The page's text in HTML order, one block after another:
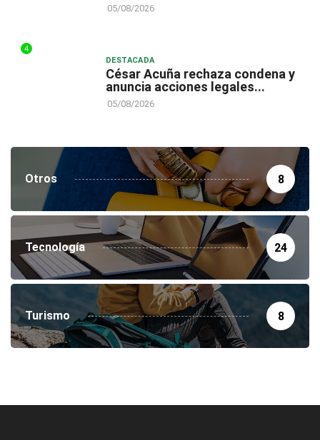
05/08/2026
4
DESTACADA
César Acuña rechaza condena y
anuncia acciones legales...
05/08/2026
Otros 8
Tecnología 24
Turismo 8